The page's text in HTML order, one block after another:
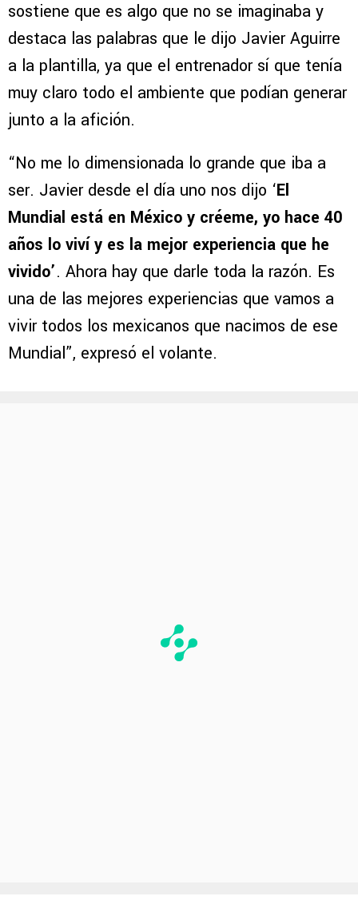
sostiene que es algo que no se imaginaba y
destaca las palabras que le dijo Javier Aguirre
a la plantilla, ya que el entrenador sí que tenía
muy claro todo el ambiente que podían generar
junto a la afición.
“No me lo dimensionada lo grande que iba a
ser. Javier desde el día uno nos dijo ‘El
Mundial está en México y créeme, yo hace 40
años lo viví y es la mejor experiencia que he
vivido’. Ahora hay que darle toda la razón. Es
una de las mejores experiencias que vamos a
vivir todos los mexicanos que nacimos de ese
Mundial”, expresó el volante.